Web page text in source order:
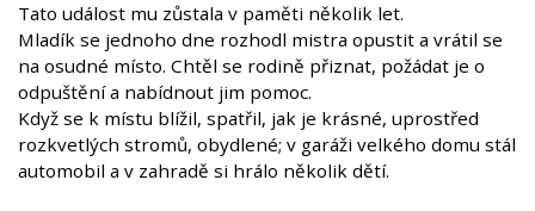
Tato událost mu zůstala v paměti několik let.
Mladík se jednoho dne rozhodl mistra opustit a vrátil se
na osudné místo. Chtěl se rodině přiznat, požádat je o
odpuštění a nabídnout jim pomoc.
Když se k místu blížil, spatřil, jak je krásné, uprostřed
rozkvetlých stromů, obydlené; v garáži velkého domu stál
automobil a v zahradě si hrálo několik dětí.